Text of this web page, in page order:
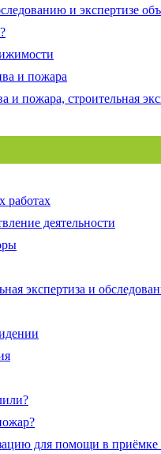
и экспертизе
и пожара
и пожара, строительная
работах
деятельности
экспертиза и
для помощи в приёмке